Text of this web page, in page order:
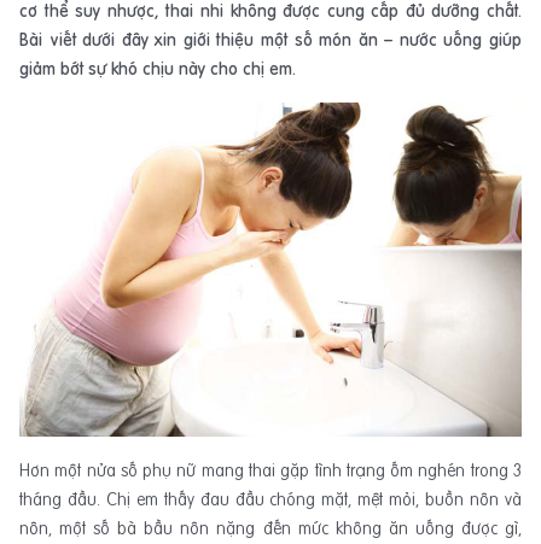
cơ thể suy nhược, thai nhi không được cung cấp đủ dưỡng chất.
Bài viết dưới đây xin giới thiệu một số món ăn – nước uống giúp
giảm bớt sự khó chịu này cho chị em.
Hơn một nửa số phụ nữ mang thai gặp tình trạng ốm nghén trong 3
tháng đầu. Chị em thấy đau đầu chóng mặt, mệt mỏi, buồn nôn và
nôn, một số bà bầu nôn nặng đến mức không ăn uống được gì,